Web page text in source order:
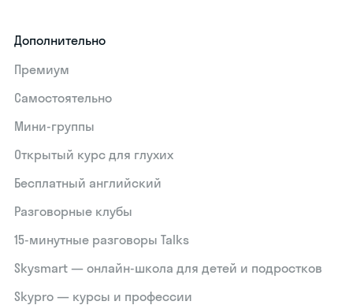
Дополнительно
Премиум
Самостоятельно
Мини-группы
Открытый курс для глухих
Бесплатный английский
Разговорные клубы
15‑минутные разговоры Talks
Skysmart — онлайн-школа для детей и подростков
Skypro — курсы и профессии